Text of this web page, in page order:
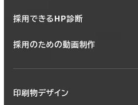
採用できるHP診断
採用のための動画制作
印刷物デザイン